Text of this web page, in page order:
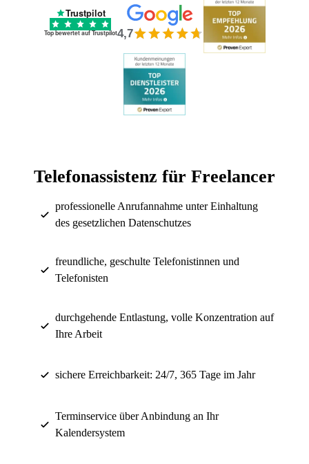
Trustpilot
Top bewertet auf Trustpilot4,7
Telefonassistenz für Freelancer
professionelle Anrufannahme unter Einhaltung
des gesetzlichen Datenschutzes
freundliche, geschulte Telefonistinnen und
Telefonisten
durchgehende Entlastung, volle Konzentration auf
Ihre Arbeit
sichere Erreichbarkeit: 24/7, 365 Tage im Jahr
Terminservice über Anbindung an Ihr
Kalendersystem